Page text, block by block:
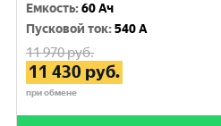
Емкость:60 Ач
Пусковой ток:540 A
11 970руб.
11 430 руб.
при обмене